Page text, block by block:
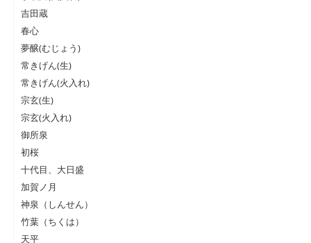
吉田蔵
春心
夢醸(むじょう)
常きげん(生)
常きげん(火入れ)
宗玄(生)
宗玄(火入れ)
御所泉
初桜
十代目、大日盛
加賀ノ月
神泉（しんせん）
竹葉（ちくは）
天平